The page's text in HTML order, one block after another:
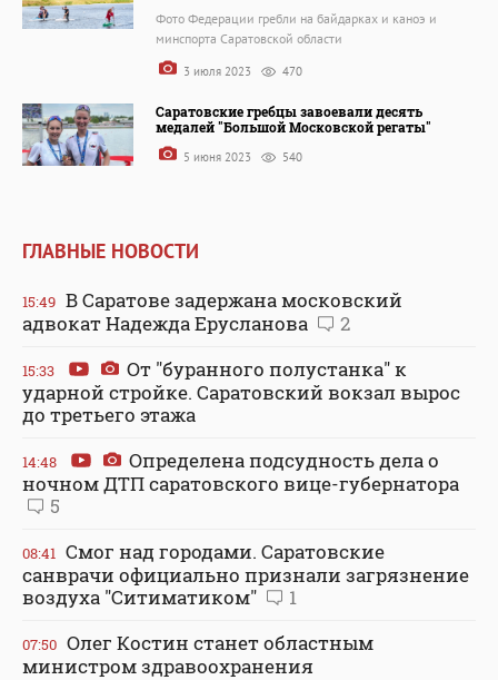
Фото Федерации гребли на байдарках и каноэ и
минспорта Саратовской области
3 июля 2023 470
Саратовские гребцы завоевали десять
медалей "Большой Московской регаты"
5 июня 2023 540
ГЛАВНЫЕ НОВОСТИ
15:49 В Саратове задержана московский
адвокат Надежда Ерусланова
2
15:33
От "буранного полустанка" к
ударной стройке. Саратовский вокзал вырос
до третьего этажа
14:48
Определена подсудность дела о
ночном ДТП саратовского вице-губернатора
5
08:41 Смог над городами. Саратовские
санврачи официально признали загрязнение
воздуха "Ситиматиком"
1
07:50 Олег Костин станет областным
министром здравоохранения